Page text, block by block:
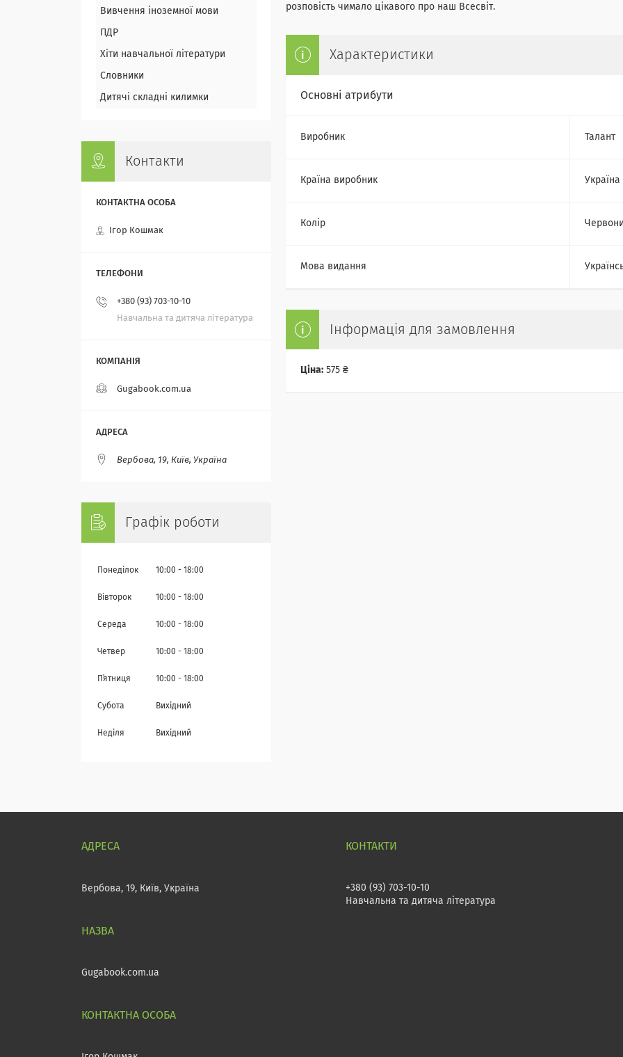
розповість чимало цікавого про наш Всесвіт.
Характеристики
Основні атрибути
Виробник Талант
Країна виробник Україна
Колір
Мова видання
Інформація для замовлення
Ціна: 575 ₴
Вивчення іноземної мови
ПДР
Хіти навчальної літератури
Словники
Дитячі складні килимки
Контакти
Ігор Кошмак
+380 (93) 703-10-10
Навчальна та дитяча література
Gugabook.com.ua
Вербова, 19, Київ, Україна
Графік роботи
Понеділок 10:00 18:00
Вівторок 10:00 18:00
Середа 10:00 18:00
Четвер 10:00 18:00
Пʼятниця 10:00 18:00
Субота Вихідний
Неділя Вихідний
Вербова, 19, Київ, Україна
Gugabook.com.ua
+380 (93) 703-10-10
Навчальна та дитяча література